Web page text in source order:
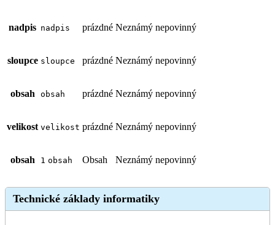
nadpis nadpis prázdné Neznámý nepovinný
sloupce sloupce prázdné Neznámý nepovinný
obsah obsah prázdné Neznámý nepovinný
velikost velikost prázdné Neznámý nepovinný
obsah 1 obsah Obsah Neznámý nepovinný
Technické základy informatiky